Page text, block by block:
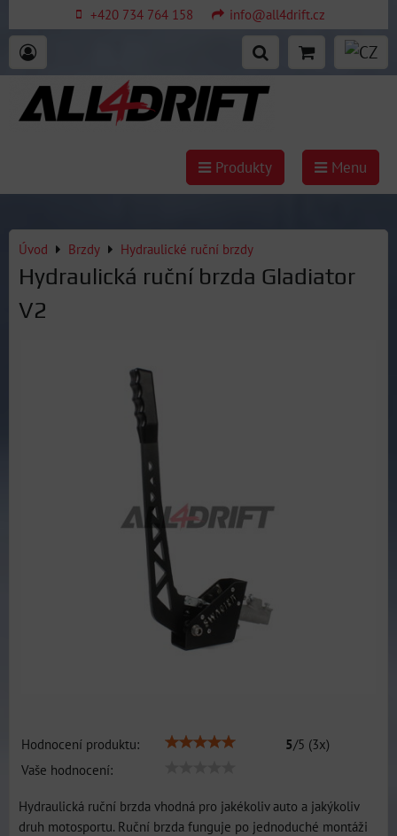
+420 734 764 158 info@all4drift.cz
Produkty Menu
Úvod Brzdy Hydraulické ruční brzdy
Hydraulická ruční brzda Gladiator
V2
Hodnocení produktu: 5/5 (3x)
Vaše hodnocení:
Hydraulická ruční brzda vhodná pro jakékoliv auto a jakýkoliv
druh motosportu. Ruční brzda funguje po jednoduché montáži